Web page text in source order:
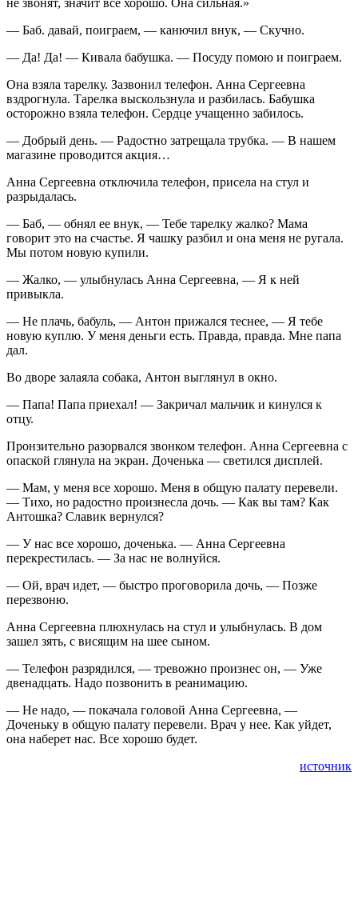
— Баб. давай, поиграем, — канючил внук, — Скучно.
— Да! Да! — Кивала бабушка. — Посуду помою и поиграем.
Она взяла тарелку. Зазвонил телефон. Анна Сергеевна
вздрогнула. Тарелка выскользнула и разбилась. Бабушка
осторожно взяла телефон. Сердце учащенно забилось.
— Добрый день. — Радостно затрещала трубка. — В нашем
магазине проводится акция…
Анна Сергеевна отключила телефон, присела на стул и
разрыдалась.
— Баб, — обнял ее внук, — Тебе тарелку жалко? Мама
говорит это на счастье. Я чашку разбил и она меня не ругала.
Мы потом новую купили.
— Жалко, — улыбнулась Анна Сергеевна, — Я к ней
привыкла.
— Не плачь, бабуль, — Антон прижался теснее, — Я тебе
новую куплю. У меня деньги есть. Правда, правда. Мне папа
дал.
Во дворе залаяла собака, Антон выглянул в окно.
— Папа! Папа приехал! — Закричал мальчик и кинулся к
отцу.
Пронзительно разорвался звонком телефон. Анна Сергеевна с
опаской глянула на экран. Доченька — светился дисплей.
— Мам, у меня все хорошо. Меня в общую палату перевели.
— Тихо, но радостно произнесла дочь. — Как вы там? Как
Антошка? Славик вернулся?
— У нас все хорошо, доченька. — Анна Сергеевна
перекрестилась. — За нас не волнуйся.
— Ой, врач идет, — быстро проговорила дочь, — Позже
перезвоню.
Анна Сергеевна плюхнулась на стул и улыбнулась. В дом
зашел зять, с висящим на шее сыном.
— Телефон разрядился, — тревожно произнес он, — Уже
двенадцать. Надо позвонить в реанимацию.
— Не надо, — покачала головой Анна Сергеевна, —
Доченьку в общую палату перевели. Врач у нее. Как уйдет,
она наберет нас. Все хорошо будет.
источник